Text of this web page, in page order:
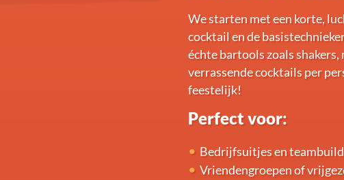
We starten met een korte,
cocktail en de
échte bartools zoals
verrassende cocktails per
feestelijk!
Perfect voor:
Bedrijfsuitjes en
Vriendengroepen of